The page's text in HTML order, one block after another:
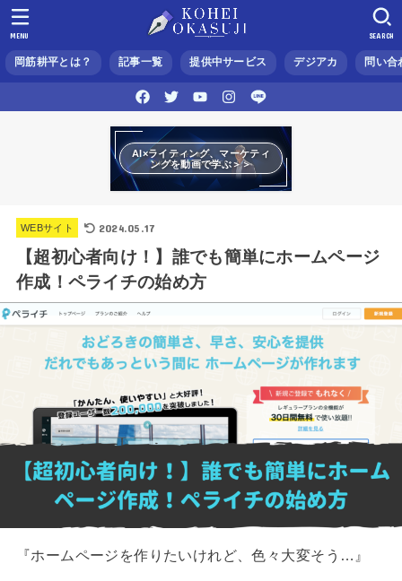
岡筋耕平とは？ 記事一覧 提供中サービス デジアカ 問い合
SEARCH
MENU
AI×ライティング、マーケティ
ングを動画で学ぶ＞＞
WEBサイト 2024.05.17
【超初心者向け！】誰でも簡単にホームページ
作成！ペライチの始め方
『ホームページを作りたいけれど、色々大変そう…』